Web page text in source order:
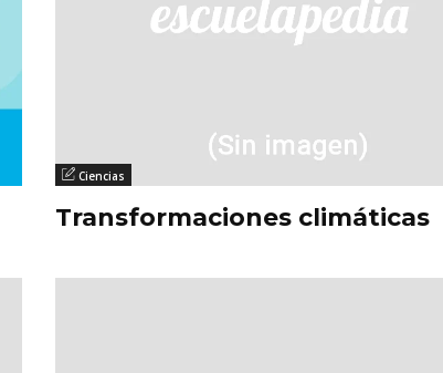
Ciencias
Transformaciones climáticas